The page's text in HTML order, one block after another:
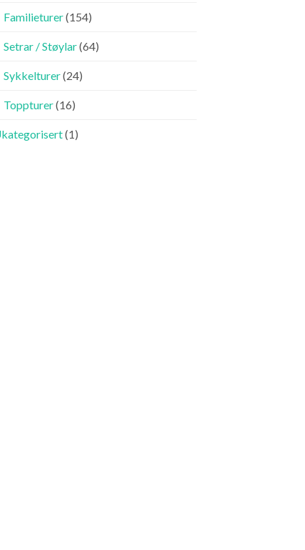
Familieturer(154)
Setrar / Støylar(64)
Sykkelturer(24)
Toppturer(16)
(1)